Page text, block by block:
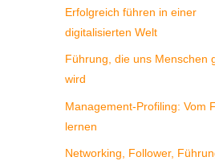
Erfolgreich führen in einer
digitalisierten Welt
Führung, die uns Menschen
wird
Management-Profiling: Vom
lernen
Networking, Follower,